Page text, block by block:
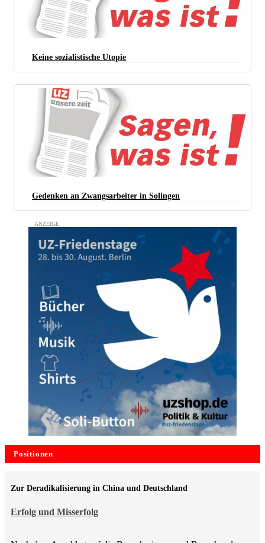
Keine sozialistische Utopie
Gedenken an Zwangsarbeiter in Solingen
Positionen
Erfolg und Misserfolg
Zur Deradikalisierung in China und Deutschland